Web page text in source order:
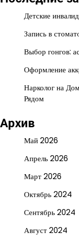
Детские
Запись в
Выбор гонгов:
Оформление
Нарколог на
Рядом
Архив
Май 2026
Апрель 2026
Март 2026
Октябрь 2024
Сентябрь 2024
Август 2024